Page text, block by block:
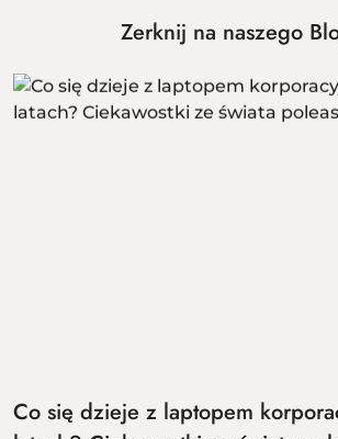
Zerknij na naszego
Co się dzieje z laptopem